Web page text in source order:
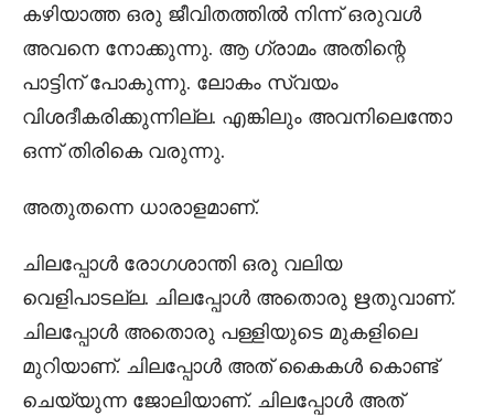
കഴിയാത്ത ഒരു ജീവിതത്തിൽ നിന്ന് ഒരുവൾ
അവനെ നോക്കുന്നു. ആ ഗ്രാമം അതിന്റെ
പാട്ടിന് പോകുന്നു. ലോകം സ്വയം
വിശദീകരിക്കുന്നില്ല. എങ്കിലും അവനിലെന്തോ
ഒന്ന് തിരികെ വരുന്നു.
അതുതന്നെ ധാരാളമാണ്.
ചിലപ്പോൾ രോഗശാന്തി ഒരു വലിയ
വെളിപാടല്ല. ചിലപ്പോൾ അതൊരു ഋതുവാണ്.
ചിലപ്പോൾ അതൊരു പള്ളിയുടെ മുകളിലെ
മുറിയാണ്. ചിലപ്പോൾ അത് കൈകൾ കൊണ്ട്
ചെയ്യുന്ന ജോലിയാണ്. ചിലപ്പോൾ അത്